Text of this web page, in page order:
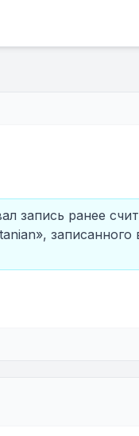
запись ранее
записанного